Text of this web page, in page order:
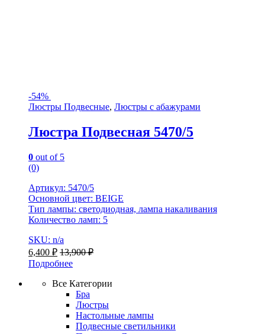
-54%
Люстры Подвесные, Люстры с абажурами
Люстра Подвесная 5470/5
0 out of 5
(0)
Артикул: 5470/5
Основной цвет: BEIGE
Тип лампы: светодиодная, лампа накаливания
Количество ламп: 5
SKU: n/a
6,400 ₽ 13,900₽
Подробнее
Все Категории
Бра
Люстры
Настольные лампы
Подвесные светильники